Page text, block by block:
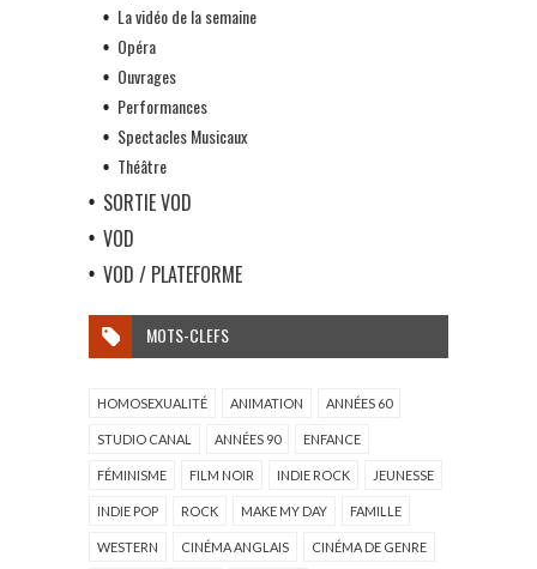
La vidéo de la semaine
Opéra
Ouvrages
Performances
Spectacles Musicaux
Théâtre
SORTIE VOD
VOD
VOD / PLATEFORME
MOTS-CLEFS
HOMOSEXUALITÉ ANIMATION ANNÉES 60
STUDIO CANAL ANNÉES 90 ENFANCE
FÉMINISME FILM NOIR INDIE ROCK JEUNESSE
INDIE POP ROCK MAKE MY DAY FAMILLE
WESTERN CINÉMA ANGLAIS CINÉMA DE GENRE